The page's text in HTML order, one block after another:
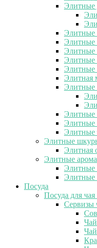
Элитные
Элитные
Элитные
Элитные
Элитные
Элитные
Элитная
Элитные
Элитные
Элитные
Элитные
Элитные
Элитная
Элитные
Элитные
Элитные
Посуда
Посуда для
Сервизы